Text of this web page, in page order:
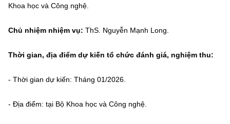
Tin địa phương
Sở hữu trí tuệ
Tiêu chuẩn, đo lường, chất lượng
Năng lượng nguyên tử
Voice
Nhiệm vụ trọng tâm
Chọn ngôn ngữ
Vietnamese
Khoa học và Công nghệ.
Chủ nhiệm nhiệm vụ: ThS. Nguyễn Mạnh Long.
Thời gian, địa điểm dự kiến tổ chức đánh giá, nghiệm thu:
- Thời gian dự kiến: Tháng 01/2026.
- Địa điểm: tại Bộ Khoa học và Công nghệ.